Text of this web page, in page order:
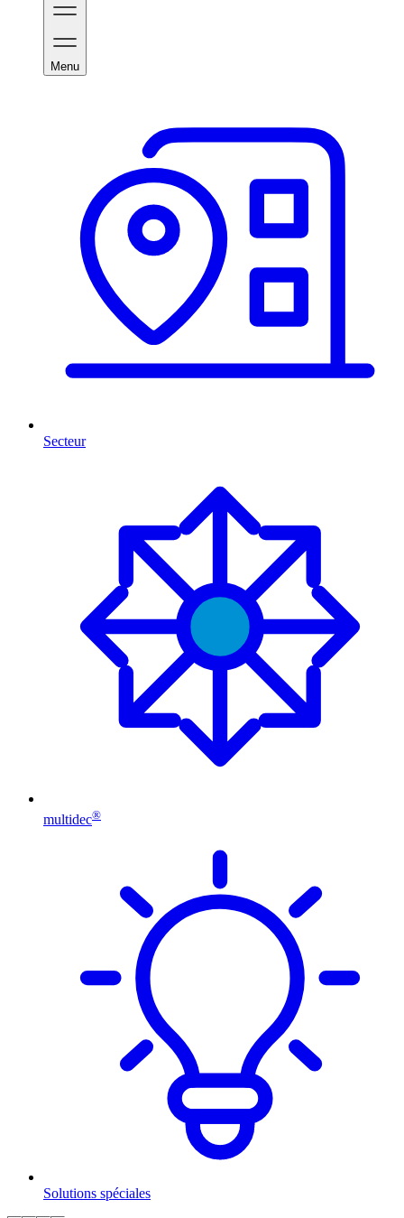
Menu
Secteur
multidec®
Solutions spéciales